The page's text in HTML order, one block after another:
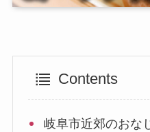
Contents
岐阜市近郊のおな